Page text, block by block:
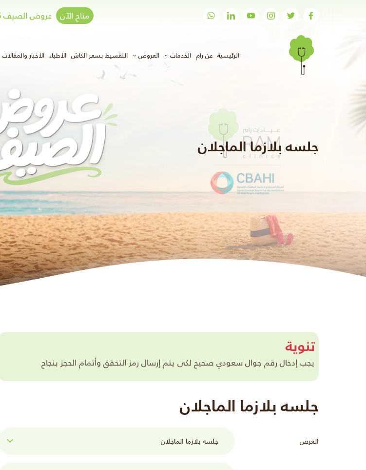
متاح الآن عروض الصيف 2026
الرئيسية(الحالي)
عن رام الخدمات العروض التقسيط بسعر الكاش الأطباء الأخبار والمقالات
جلسه بلازما الماجلان
تنوية
يجب إدخال رقم جوال سعودي صحيح لكى يتم إرسال رمز التحقق وأتمام الحجز بنجاح
جلسه بلازما الماجلان
العرض